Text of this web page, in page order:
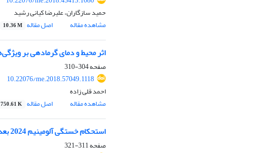
حمید سازگاران، علیرضا کیانی رشید
مشاهده مقاله
اصل مقاله 10.36 M
اثر محیط و دمای گرمادهی بر
صفحه304-310
10.22076/me.2018.57049.1118
احمد قلی زاده
مشاهده مقاله
اصل مقاله 750.61 K
استحکام خستگی آلومینیم 2024 بعد از عملیات زیر صفر
صفحه311-321